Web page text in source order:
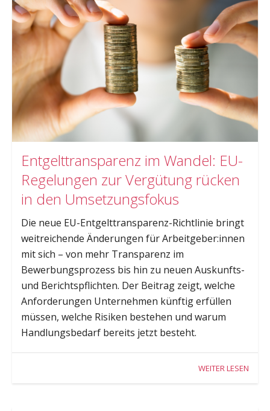
Entgelttransparenz im Wandel: EU-
Regelungen zur Vergütung rücken
in den Umsetzungsfokus
Die neue EU-Entgelttransparenz-Richtlinie bringt
weitreichende Änderungen für Arbeitgeber:innen
mit sich – von mehr Transparenz im
Bewerbungsprozess bis hin zu neuen Auskunfts-
und Berichtspflichten. Der Beitrag zeigt, welche
Anforderungen Unternehmen künftig erfüllen
müssen, welche Risiken bestehen und warum
Handlungsbedarf bereits jetzt besteht.
WEITER LESEN